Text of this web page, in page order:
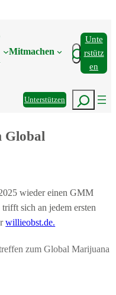
Mitmachen Suchen
Unte
Rstütz
En
UnterstützenSuchen
Global
wieder einen GMM
sich an jedem ersten
willieobst.de.